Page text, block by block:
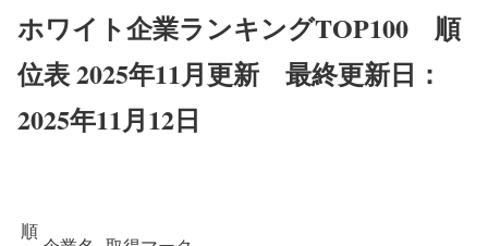
ホワイト企業ランキングTOP100 順
位表 2025年11月更新 最終更新日：
2025年11月12日
順